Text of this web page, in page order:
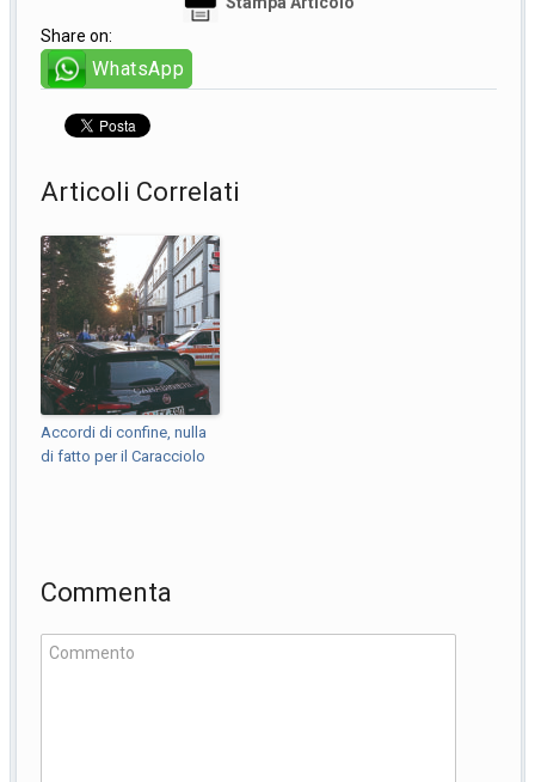
Share on:
WhatsApp
Articoli Correlati
Accordi di confine, nulla
di fatto per il Caracciolo
Commenta